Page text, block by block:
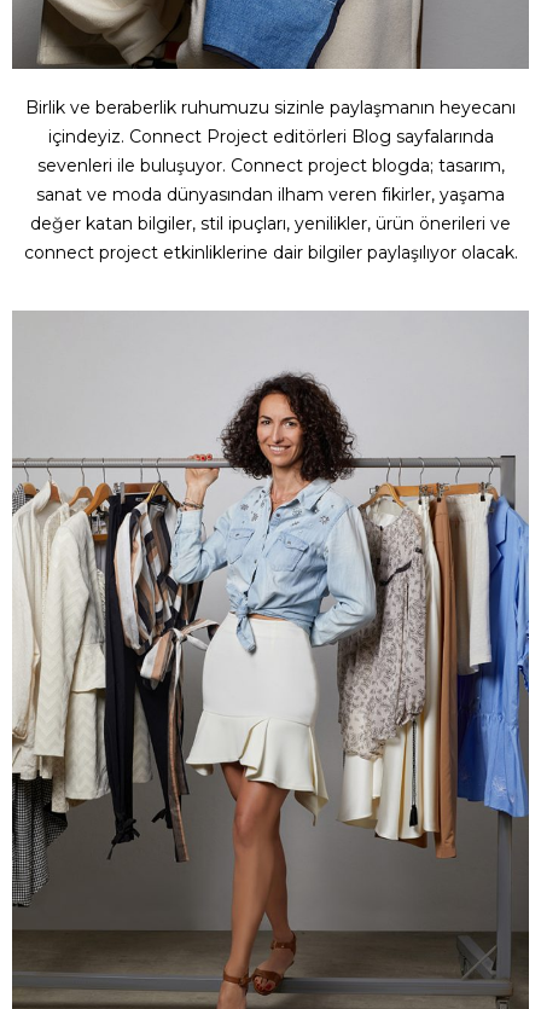
Birlik ve beraberlik ruhumuzu sizinle paylaşmanın heyecanı
içindeyiz. Connect Project editörleri Blog sayfalarında
sevenleri ile buluşuyor. Connect project blogda; tasarım,
sanat ve moda dünyasından ilham veren fikirler, yaşama
değer katan bilgiler, stil ipuçları, yenilikler, ürün önerileri ve
connect project etkinliklerine dair bilgiler paylaşılıyor olacak.